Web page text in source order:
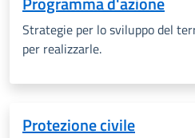
Strategie per lo sviluppo del
per realizzarle.
Protezione civile